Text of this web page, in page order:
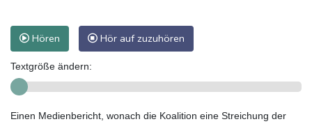
Hören Hör auf zuzuhören
Textgröße ändern:
Einen Medienbericht, wonach die Koalition eine Streichung der